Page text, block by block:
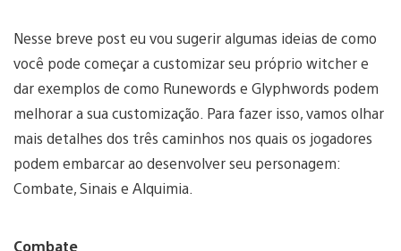
Nesse breve post eu vou sugerir algumas ideias de como
você pode começar a customizar seu próprio witcher e
dar exemplos de como Runewords e Glyphwords podem
melhorar a sua customização. Para fazer isso, vamos olhar
mais detalhes dos três caminhos nos quais os jogadores
podem embarcar ao desenvolver seu personagem:
Combate, Sinais e Alquimia.
Combate